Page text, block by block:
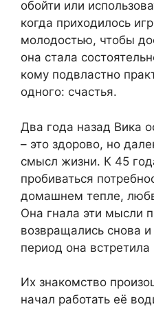
обойти или
когда приходилось
молодостью, чтобы
она стала
кому подвластно
одного: счастья.
Два года назад Вика
– это здорово, но
смысл жизни. К 45
пробиваться
домашнем тепле,
Она гнала эти мысли
возвращались снова
период она
Их знакомство
начал работать её